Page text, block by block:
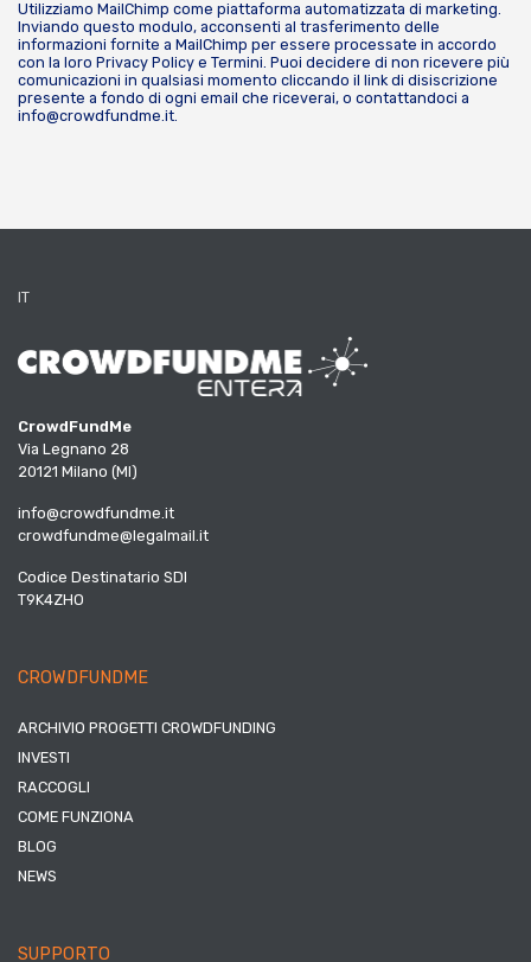
Utilizziamo MailChimp come piattaforma automatizzata di marketing.
Inviando questo modulo, acconsenti al trasferimento delle
informazioni fornite a MailChimp per essere processate in accordo
con la loro Privacy Policy e Termini . Puoi decidere di non ricevere più
comunicazioni in qualsiasi momento cliccando il link di disiscrizione
presente a fondo di ogni email che riceverai, o contattandoci a
info@crowdfundme.it
IT
CrowdFundMe
Via Legnano 28
20121 Milano (MI)
info@crowdfundme.it
crowdfundme@legalmail.it
Codice Destinatario SDI
T9K4ZHO
CROWDFUNDME
ARCHIVIO PROGETTI CROWDFUNDING
INVESTI
RACCOGLI
COME FUNZIONA
BLOG
NEWS
SUPPORTO